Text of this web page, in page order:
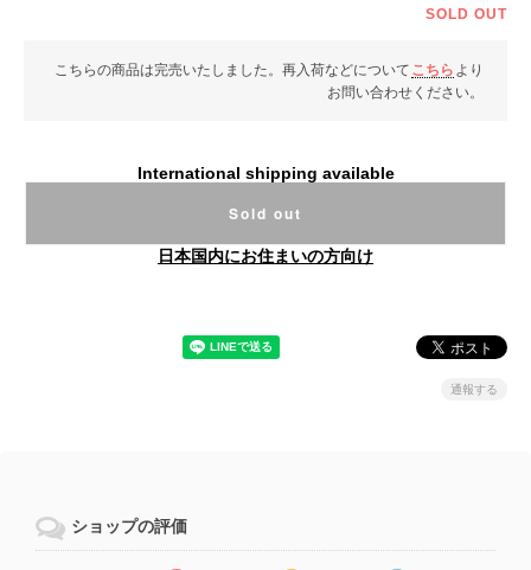
SOLD OUT
こちらの商品は完売いたしました。再入荷などについて こちら より
お問い合わせください。
International shipping available
Sold out
日本国内にお住まいの方向け
通報する
ショップの評価